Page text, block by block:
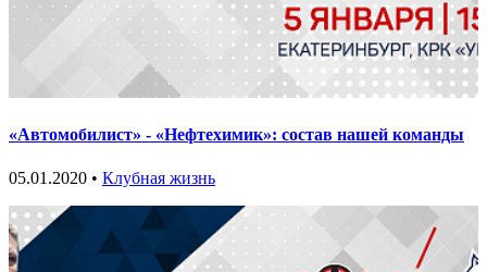
«Автомобилист» - «Нефтехимик»: состав нашей команды
05.01.2020 • Клубная жизнь